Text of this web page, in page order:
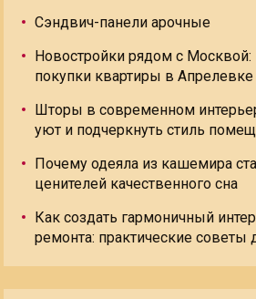
Сэндвич-панели арочные
Новостройки рядом с
покупки квартиры в Апрелевке
Шторы в современном
уют и подчеркнуть стиль
Почему одеяла из кашемира
ценителей качественного сна
Как создать гармоничный
ремонта: практические советы